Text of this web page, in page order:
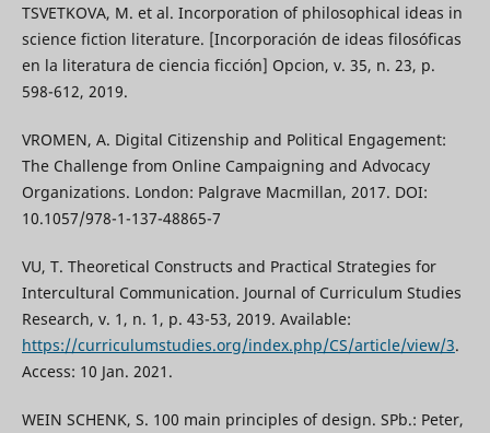
TSVETKOVA, M. et al. Incorporation of philosophical ideas in
science fiction literature. [Incorporación de ideas filosóficas
en la literatura de ciencia ficción] Opcion, v. 35, n. 23, p.
598-612, 2019.
VROMEN, A. Digital Citizenship and Political Engagement:
The Challenge from Online Campaigning and Advocacy
Organizations. London: Palgrave Macmillan, 2017. DOI:
10.1057/978-1-137-48865-7
VU, T. Theoretical Constructs and Practical Strategies for
Intercultural Communication. Journal of Curriculum Studies
Research, v. 1, n. 1, p. 43-53, 2019. Available:
https://curriculumstudies.org/index.php/CS/article/view/3.
Access: 10 Jan. 2021.
WEIN SCHENK, S. 100 main principles of design. SPb.: Peter,